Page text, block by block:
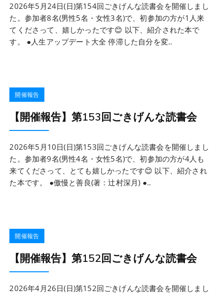
2026年5月24日(日)第154回ごきげんな読書会を開催しまし
た。参加者8名(男性5名・女性3名)で、初参加の方が1人来
てくださって、嬉しかったです😊 以下、紹介された本で
す。 ●人生アップデート大全 停滞した自分を変..
開催報告
【開催報告】第153回ごきげんな読書会
2026年5月10日(日)第153回ごきげんな読書会を開催しまし
た。参加者9名(男性4名・女性5名)で、初参加の方が4人も
来てくださって、とても嬉しかったです😊 以下、紹介され
た本です。 ●傲慢と善良(著：辻村深月) ●..
開催報告
【開催報告】第152回ごきげんな読書会
2026年4月26日(日)第152回ごきげんな読書会を開催しまし